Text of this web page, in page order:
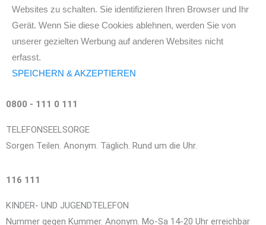
Websites zu schalten. Sie identifizieren Ihren Browser und Ihr
Gerät. Wenn Sie diese Cookies ablehnen, werden Sie von
unserer gezielten Werbung auf anderen Websites nicht
erfasst.
SPEICHERN & AKZEPTIEREN
0800 - 111 0 111
TELEFONSEELSORGE
Sorgen Teilen. Anonym. Täglich. Rund um die Uhr.
116 111
KINDER- UND JUGENDTELEFON
Nummer gegen Kummer. Anonym. Mo-Sa 14-20 Uhr erreichbar